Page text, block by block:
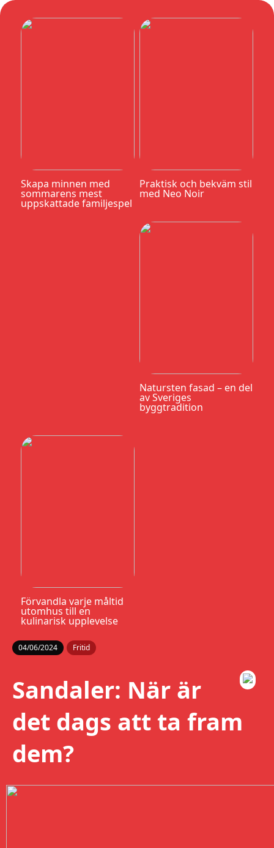
Skapa minnen med
sommarens mest
uppskattade familjespel
Praktisk och bekväm stil
med Neo Noir
Natursten fasad – en del
av Sveriges
byggtradition
Förvandla varje måltid
utomhus till en
kulinarisk upplevelse
04/06/2024 Fritid
Sandaler: När är
det dags att ta fram
dem?